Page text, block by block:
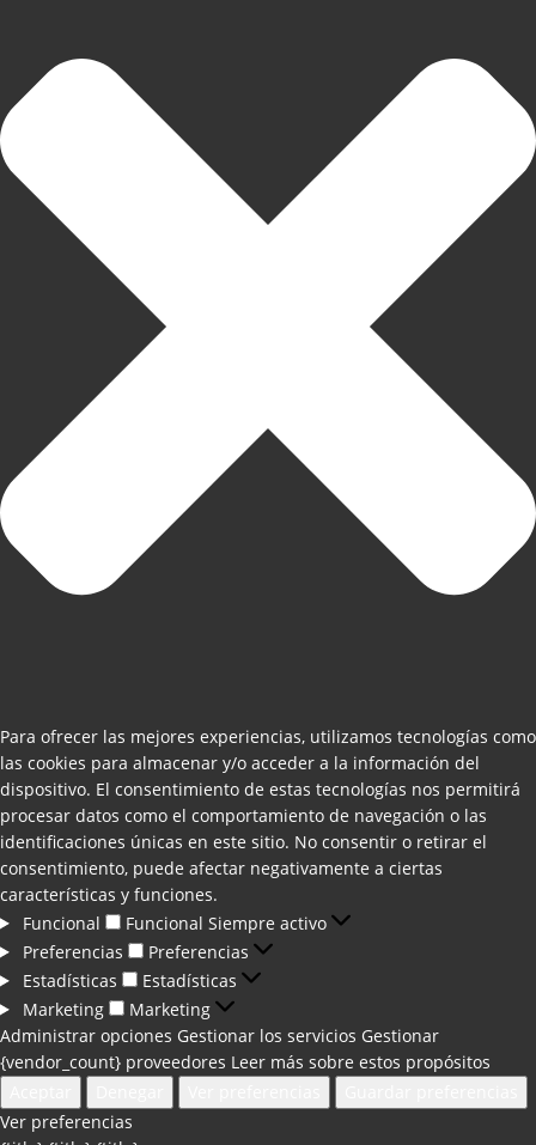
Para ofrecer las mejores experiencias, utilizamos tecnologías como
las cookies para almacenar y/o acceder a la información del
dispositivo. El consentimiento de estas tecnologías nos permitirá
procesar datos como el comportamiento de navegación o las
identificaciones únicas en este sitio. No consentir o retirar el
consentimiento, puede afectar negativamente a ciertas
características y funciones.
Funcional
Funcional Siempre activo
Preferencias
Preferencias
Estadísticas
Estadísticas
Marketing
Marketing
Administrar opciones Gestionar los servicios Gestionar
{vendor_count} proveedores Leer más sobre estos propósitos
Ver preferencias